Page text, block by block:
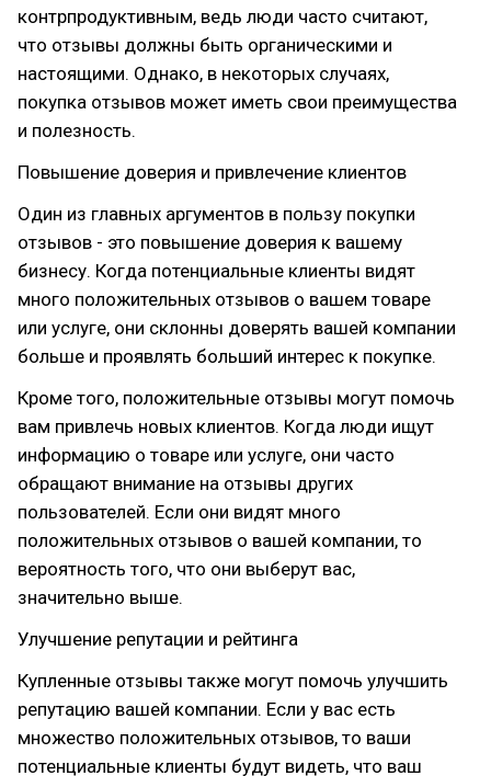
контрпродуктивным, ведь люди часто считают,
что отзывы должны быть органическими и
настоящими. Однако, в некоторых случаях,
покупка отзывов может иметь свои преимущества
и полезность.
Повышение доверия и привлечение клиентов
Один из главных аргументов в пользу покупки
отзывов - это повышение доверия к вашему
бизнесу. Когда потенциальные клиенты видят
много положительных отзывов о вашем товаре
или услуге, они склонны доверять вашей компании
больше и проявлять больший интерес к покупке.
Кроме того, положительные отзывы могут помочь
вам привлечь новых клиентов. Когда люди ищут
информацию о товаре или услуге, они часто
обращают внимание на отзывы других
пользователей. Если они видят много
положительных отзывов о вашей компании, то
вероятность того, что они выберут вас,
значительно выше.
Улучшение репутации и рейтинга
Купленные отзывы также могут помочь улучшить
репутацию вашей компании. Если у вас есть
множество положительных отзывов, то ваши
потенциальные клиенты будут видеть, что ваш